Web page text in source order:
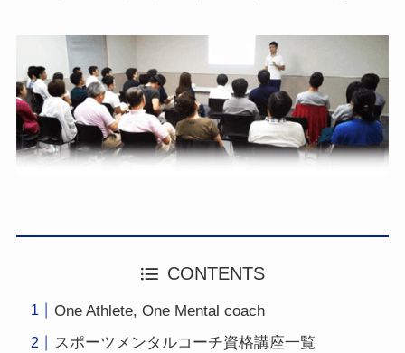
CONTENTS
One Athlete, One Mental coach
スポーツメンタルコーチ資格講座一覧